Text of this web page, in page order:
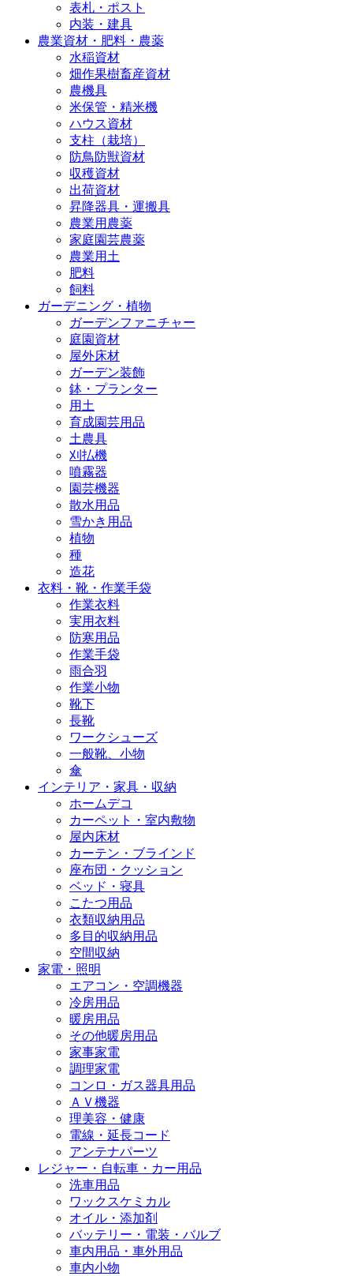
表札・ポスト
内装・建具
農業資材・肥料・農薬
水稲資材
畑作果樹畜産資材
農機具
米保管・精米機
ハウス資材
支柱（栽培）
防鳥防獣資材
収穫資材
出荷資材
昇降器具・運搬具
農業用農薬
家庭園芸農薬
農業用土
肥料
飼料
ガーデニング・植物
ガーデンファニチャー
庭園資材
屋外床材
ガーデン装飾
鉢・プランター
用土
育成園芸用品
土農具
刈払機
噴霧器
園芸機器
散水用品
雪かき用品
植物
種
造花
衣料・靴・作業手袋
作業衣料
実用衣料
防寒用品
作業手袋
雨合羽
作業小物
靴下
長靴
ワークシューズ
一般靴、小物
傘
インテリア・家具・収納
ホームデコ
カーペット・室内敷物
屋内床材
カーテン・ブラインド
座布団・クッション
ベッド・寝具
こたつ用品
衣類収納用品
多目的収納用品
空間収納
家電・照明
エアコン・空調機器
冷房用品
暖房用品
その他暖房用品
家事家電
調理家電
コンロ・ガス器具用品
ＡＶ機器
理美容・健康
電線・延長コード
アンテナパーツ
レジャー・自転車・カー用品
洗車用品
ワックスケミカル
オイル・添加剤
バッテリー・電装・バルブ
車内用品・車外用品
車内小物